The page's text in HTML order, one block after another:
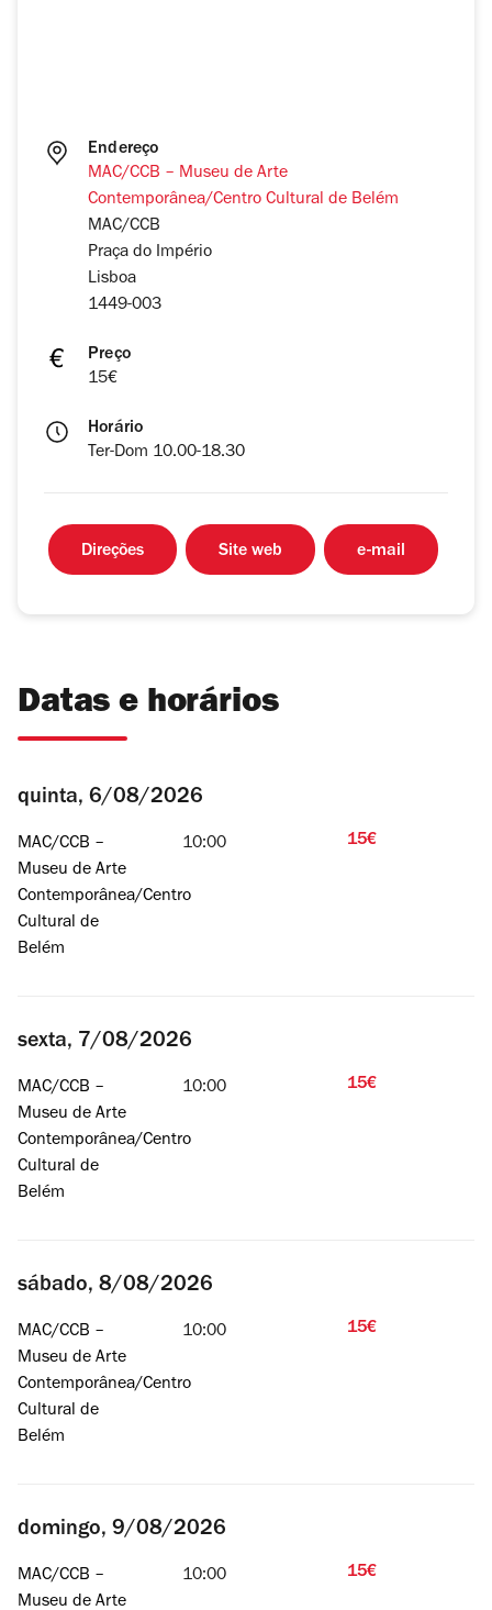
Endereço
MAC/CCB – Museu de Arte
Contemporânea/Centro Cultural de Belém
MAC/CCB
Praça do Império
Lisboa
1449-003
Preço
15€
Horário
Ter-Dom 10.00-18.30
Direções Site web e-mail
Datas e horários
quinta, 6/08/2026
MAC/CCB –
Museu de Arte
Contemporânea/Centro
Cultural de
Belém
10:00 15€
sexta, 7/08/2026
MAC/CCB –
Museu de Arte
Contemporânea/Centro
Cultural de
Belém
10:00 15€
sábado, 8/08/2026
MAC/CCB –
Museu de Arte
Contemporânea/Centro
Cultural de
Belém
10:00 15€
domingo, 9/08/2026
MAC/CCB –
Museu de Arte
10:00 15€